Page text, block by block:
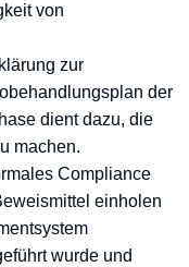
von
zur
der
dient dazu, die
machen.
Compliance
einholen
wurde und